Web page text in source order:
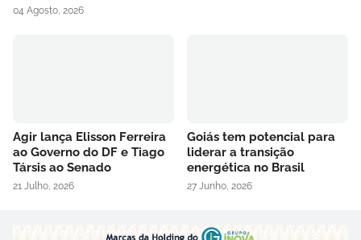
04 Agosto, 2026
Agir lança Elisson Ferreira
ao Governo do DF e Tiago
Társis ao Senado
21 Julho, 2026
Goiás tem potencial para
liderar a transição
energética no Brasil
27 Junho, 2026